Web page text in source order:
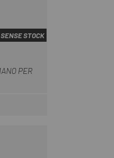
SENSE STOCK
PER